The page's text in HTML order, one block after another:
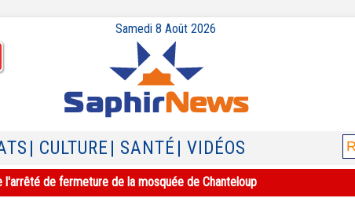
Samedi 8 Août 2026
| CULTURE | SANTÉ | VIDÉOS
l'arrêté de fermeture de la mosquée de Chanteloup